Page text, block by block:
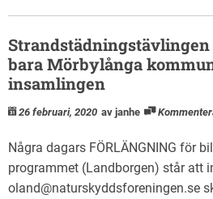
bara Mörbylånga
insamlingen
26 februari, 2020 av janhe
Några dagars FÖRLÄNGNING för
programmet (Landborgen) står att
oland@naturskyddsforeningen.se